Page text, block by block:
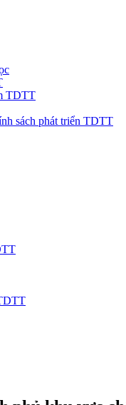
TDTT
sách phát triển TDTT